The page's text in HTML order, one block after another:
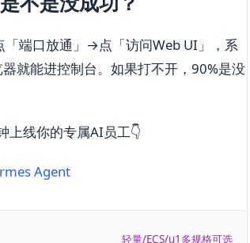
端口放通」→点「访问Web UI」，系
就能进控制台。如果打不开，90%是没
上线你的专属AI员工👇
Agent
轻量/ECS/u1多规格可选